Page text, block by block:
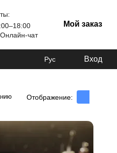
Онлайн-чат
Мой заказ
Рус Вход
Отображение: